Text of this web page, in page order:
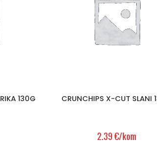
130G CRUNCHIPS X-CUT SLANI
2.39€/kom